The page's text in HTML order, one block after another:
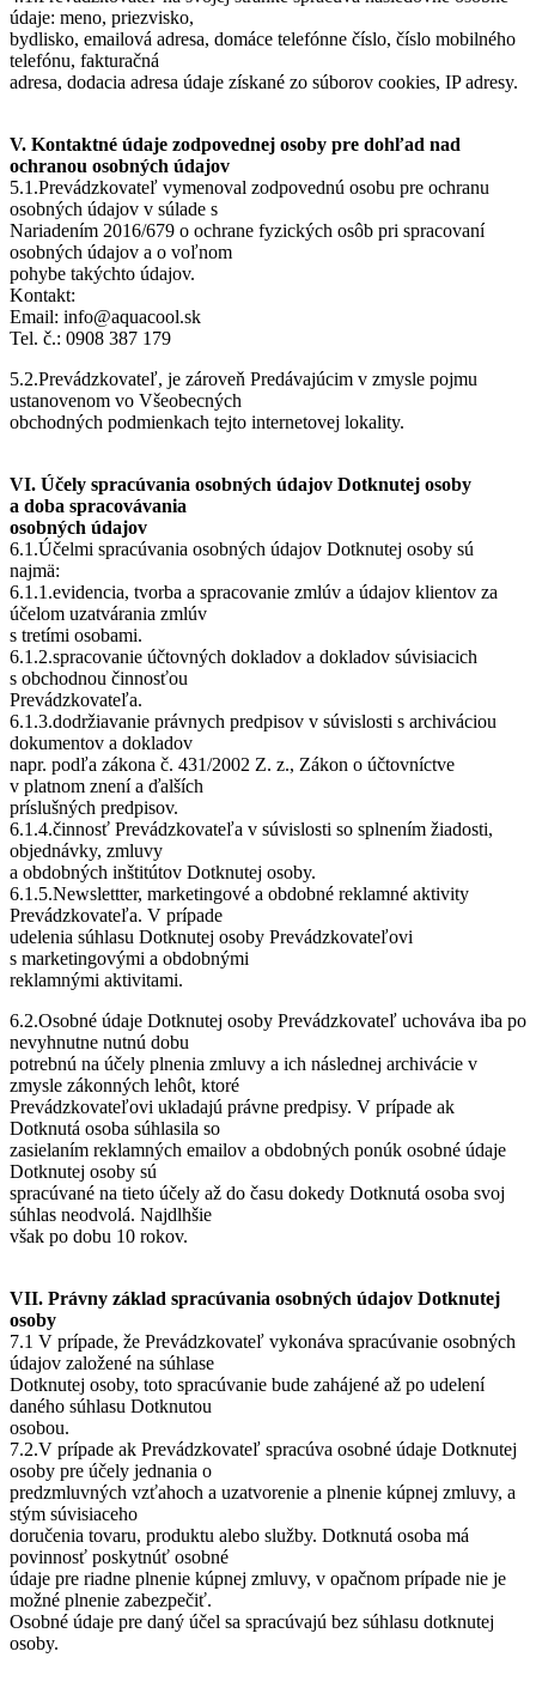
údaje: meno, priezvisko,
bydlisko, emailová adresa, domáce telefónne číslo, číslo mobilného
telefónu, fakturačná
adresa, dodacia adresa údaje získané zo súborov cookies, IP adresy.
V. Kontaktné údaje zodpovednej osoby pre dohľad nad
ochranou osobných údajov
5.1.Prevádzkovateľ vymenoval zodpovednú osobu pre ochranu
osobných údajov v súlade s
Nariadením 2016/679 o ochrane fyzických osôb pri spracovaní
osobných údajov a o voľnom
pohybe takýchto údajov.
Kontakt:
Email: info@aquacool.sk
Tel. č.: 0908 387 179
5.2.Prevádzkovateľ, je zároveň Predávajúcim v zmysle pojmu
ustanovenom vo Všeobecných
obchodných podmienkach tejto internetovej lokality.
VI. Účely spracúvania osobných údajov Dotknutej osoby
a doba spracovávania
osobných údajov
6.1.Účelmi spracúvania osobných údajov Dotknutej osoby sú
najmä:
6.1.1.evidencia, tvorba a spracovanie zmlúv a údajov klientov za
účelom uzatvárania zmlúv
s tretími osobami.
6.1.2.spracovanie účtovných dokladov a dokladov súvisiacich
s obchodnou činnosťou
Prevádzkovateľa.
6.1.3.dodržiavanie právnych predpisov v súvislosti s archiváciou
dokumentov a dokladov
napr. podľa zákona č. 431/2002 Z. z., Zákon o účtovníctve
v platnom znení a ďalších
príslušných predpisov.
6.1.4.činnosť Prevádzkovateľa v súvislosti so splnením žiadosti,
objednávky, zmluvy
a obdobných inštitútov Dotknutej osoby.
6.1.5.Newslettter, marketingové a obdobné reklamné aktivity
Prevádzkovateľa. V prípade
udelenia súhlasu Dotknutej osoby Prevádzkovateľovi
s marketingovými a obdobnými
reklamnými aktivitami.
6.2.Osobné údaje Dotknutej osoby Prevádzkovateľ uchováva iba po
nevyhnutne nutnú dobu
potrebnú na účely plnenia zmluvy a ich následnej archivácie v
zmysle zákonných lehôt, ktoré
Prevádzkovateľovi ukladajú právne predpisy. V prípade ak
Dotknutá osoba súhlasila so
zasielaním reklamných emailov a obdobných ponúk osobné údaje
Dotknutej osoby sú
spracúvané na tieto účely až do času dokedy Dotknutá osoba svoj
súhlas neodvolá. Najdlhšie
však po dobu 10 rokov.
VII. Právny základ spracúvania osobných údajov Dotknutej
osoby
7.1 V prípade, že Prevádzkovateľ vykonáva spracúvanie osobných
údajov založené na súhlase
Dotknutej osoby, toto spracúvanie bude zahájené až po udelení
daného súhlasu Dotknutou
osobou.
7.2.V prípade ak Prevádzkovateľ spracúva osobné údaje Dotknutej
osoby pre účely jednania o
predzmluvných vzťahoch a uzatvorenie a plnenie kúpnej zmluvy, a
stým súvisiaceho
doručenia tovaru, produktu alebo služby. Dotknutá osoba má
povinnosť poskytnúť osobné
údaje pre riadne plnenie kúpnej zmluvy, v opačnom prípade nie je
možné plnenie zabezpečiť.
Osobné údaje pre daný účel sa spracúvajú bez súhlasu dotknutej
osoby.